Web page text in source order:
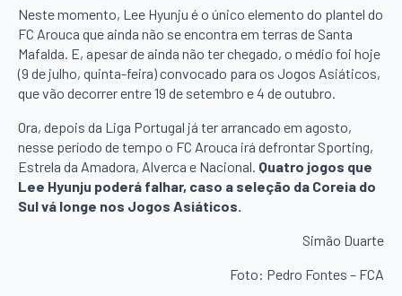
Neste momento, Lee Hyunju é o único elemento do plantel do
FC Arouca que ainda não se encontra em terras de Santa
Mafalda. E, apesar de ainda não ter chegado, o médio foi hoje
(9 de julho, quinta-feira) convocado para os Jogos Asiáticos,
que vão decorrer entre 19 de setembro e 4 de outubro.
Ora, depois da Liga Portugal já ter arrancado em agosto,
nesse período de tempo o FC Arouca irá defrontar Sporting,
Estrela da Amadora, Alverca e Nacional. Quatro jogos que
Lee Hyunju poderá falhar, caso a seleção da Coreia do
Sul vá longe nos Jogos Asiáticos.
Simão Duarte
Foto: Pedro Fontes – FCA